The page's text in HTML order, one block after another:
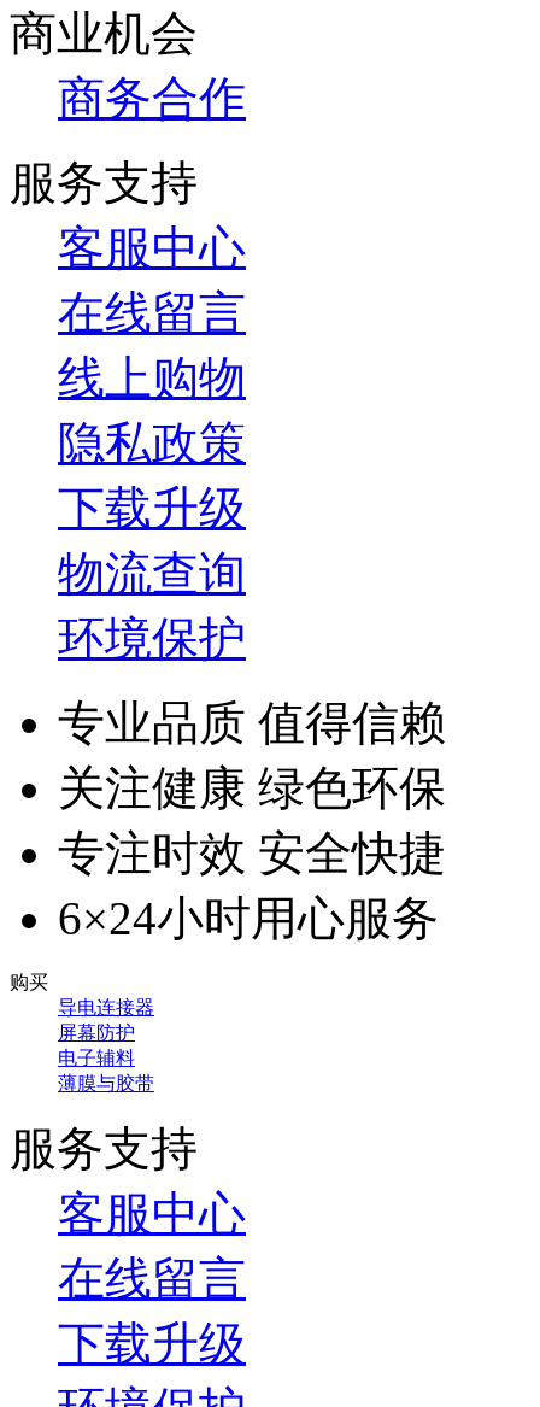
商业机会
商务合作
服务支持
客服中心
在线留言
线上购物
隐私政策
下载升级
物流查询
环境保护
专业品质 值得信赖
关注健康 绿色环保
专注时效 安全快捷
6×24小时用心服务
购买
导电连接器
屏幕防护
电子辅料
薄膜与胶带
服务支持
客服中心
在线留言
下载升级